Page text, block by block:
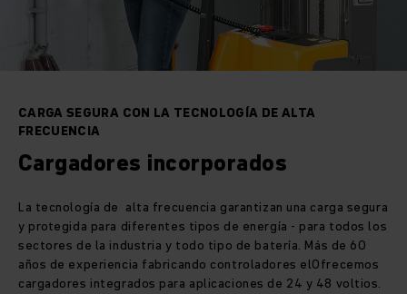
CARGA SEGURA CON LA TECNOLOGÍA DE ALTA
FRECUENCIA
Cargadores incorporados
La tecnología de alta frecuencia garantizan una carga segura
y protegida para diferentes tipos de energía - para todos los
sectores de la industria y todo tipo de batería. Más de 60
años de experiencia fabricando controladores elOfrecemos
cargadores integrados para aplicaciones de 24 y 48 voltios.